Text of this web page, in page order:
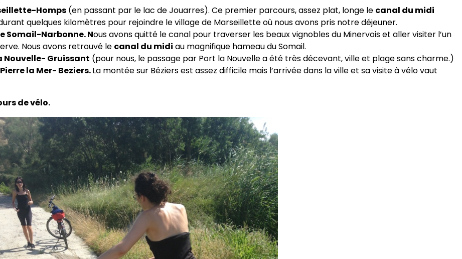
Homps (en passant par le lac de Jouarres). Ce premier parcours, assez plat, longe le canal du midi
quelques kilomètres pour rejoindre le village de Marseillette où nous avons pris notre déjeuner.
Somail-Narbonne. Nous avons quitté le canal pour traverser les beaux vignobles du Minervois et aller visiter l’un
Nous avons retrouvé le canal du midi au magnifique hameau du Somail.
Nouvelle- Gruissant (pour nous, le passage par Port la Nouvelle a été très décevant, ville et plage sans charme.)
la Mer- Beziers.La montée sur Béziers est assez difficile mais l’arrivée dans la ville et sa visite à vélo vaut
de vélo.